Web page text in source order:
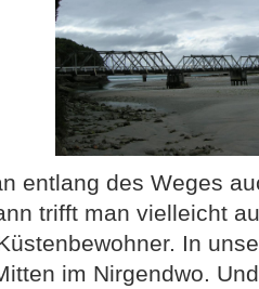
entlang des Weges
trifft man vielleicht
In
im Nirgendwo.